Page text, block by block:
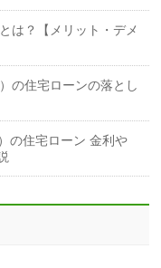
は？【メリット・デメ
の住宅ローンの落とし
の住宅ローン 金利や